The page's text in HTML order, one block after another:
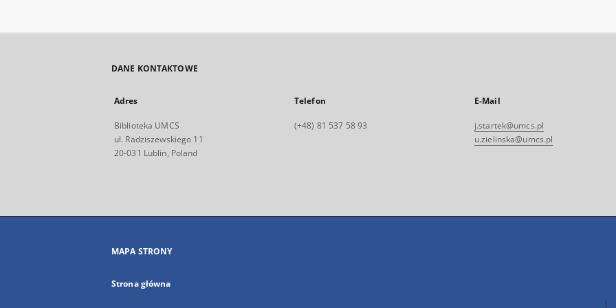
DANE KONTAKTOWE
Adres
Biblioteka UMCS
ul. Radziszewskiego 11
20-031 Lublin, Poland
Telefon
(+48) 81 537 58 93
E-Mail
j.startek@umcs.pl
u.zielinska@umcs.pl
MAPA STRONY
Strona główna